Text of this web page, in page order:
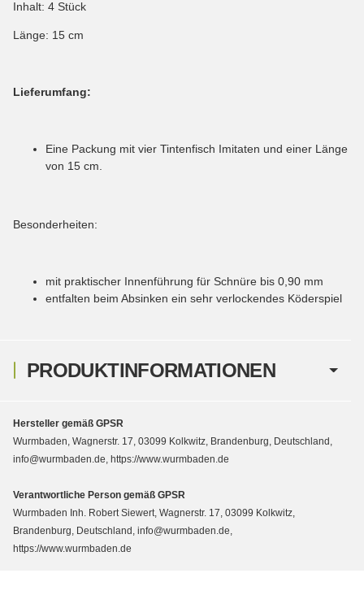
PRODUKTINFORMATIONEN
Inhalt: 4 Stück
Länge: 15 cm
Lieferumfang:
Eine Packung mit vier Tintenfisch Imitaten und einer Länge
von 15 cm.
Besonderheiten:
mit praktischer Innenführung für Schnüre bis 0,90 mm
entfalten beim Absinken ein sehr verlockendes Köderspiel
Hersteller gemäß GPSR
Wurmbaden, Wagnerstr. 17, 03099 Kolkwitz, Brandenburg, Deutschland,
info@wurmbaden.de, https://www.wurmbaden.de
Verantwortliche Person gemäß GPSR
Wurmbaden Inh. Robert Siewert, Wagnerstr. 17, 03099 Kolkwitz,
Brandenburg, Deutschland, info@wurmbaden.de,
https://www.wurmbaden.de